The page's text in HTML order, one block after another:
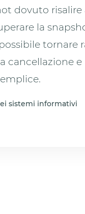
dovuto risalire
la
tornare
cancellazione e
sistemi informativi